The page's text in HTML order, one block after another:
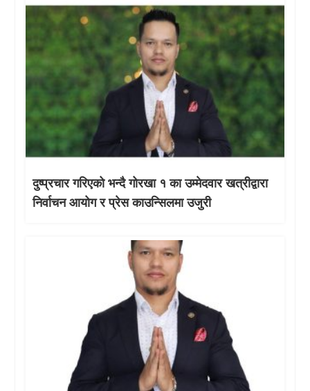
दुष्प्रचार गरिएको भन्दै गोरखा १ का उम्मेदवार खत्रीद्वारा
निर्वाचन आयोग र प्रेस काउन्सिलमा उजुरी